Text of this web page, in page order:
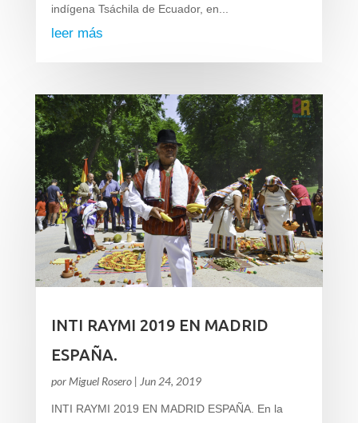
indígena Tsáchila de Ecuador, en...
leer más
INTI RAYMI 2019 EN MADRID
ESPAÑA.
por Miguel Rosero| Jun 24, 2019
INTI RAYMI 2019 EN MADRID ESPAÑA. En la